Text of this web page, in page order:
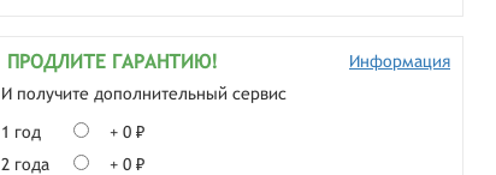
ПРОДЛИТЕ ГАРАНТИЮ!
И получите дополнительный сервис
Информация
1 год
+ 0 ₽
2 года
+ 0 ₽